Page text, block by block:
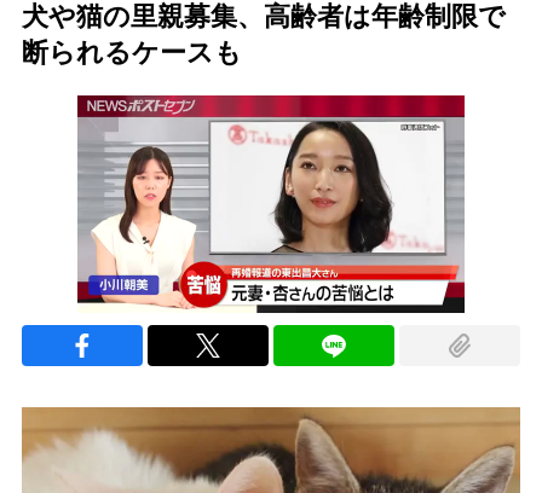
犬や猫の里親募集、高齢者は年齢制限で
断られるケースも